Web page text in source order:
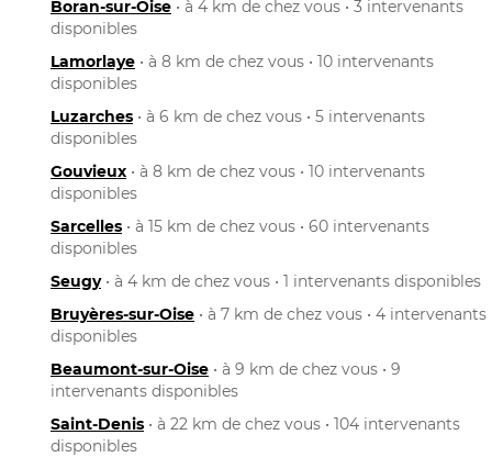
Boran-sur-Oise • à 4 km de chez vous • 3 intervenants
disponibles
Lamorlaye • à 8 km de chez vous • 10 intervenants
disponibles
Luzarches • à 6 km de chez vous • 5 intervenants
disponibles
Gouvieux • à 8 km de chez vous • 10 intervenants
disponibles
Sarcelles • à 15 km de chez vous • 60 intervenants
disponibles
Seugy• à 4 km de chez vous • 1 intervenants disponibles
Bruyères-sur-Oise • à 7 km de chez vous • 4 intervenants
disponibles
Beaumont-sur-Oise • à 9 km de chez vous • 9
intervenants disponibles
Saint-Denis • à 22 km de chez vous • 104 intervenants
disponibles